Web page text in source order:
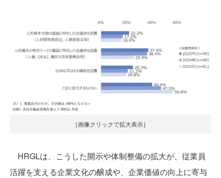
［画像クリックで拡大表示］
HRGLは、こうした開示や体制整備の拡大が、従業員
活躍を支える企業文化の醸成や、企業価値の向上に寄与